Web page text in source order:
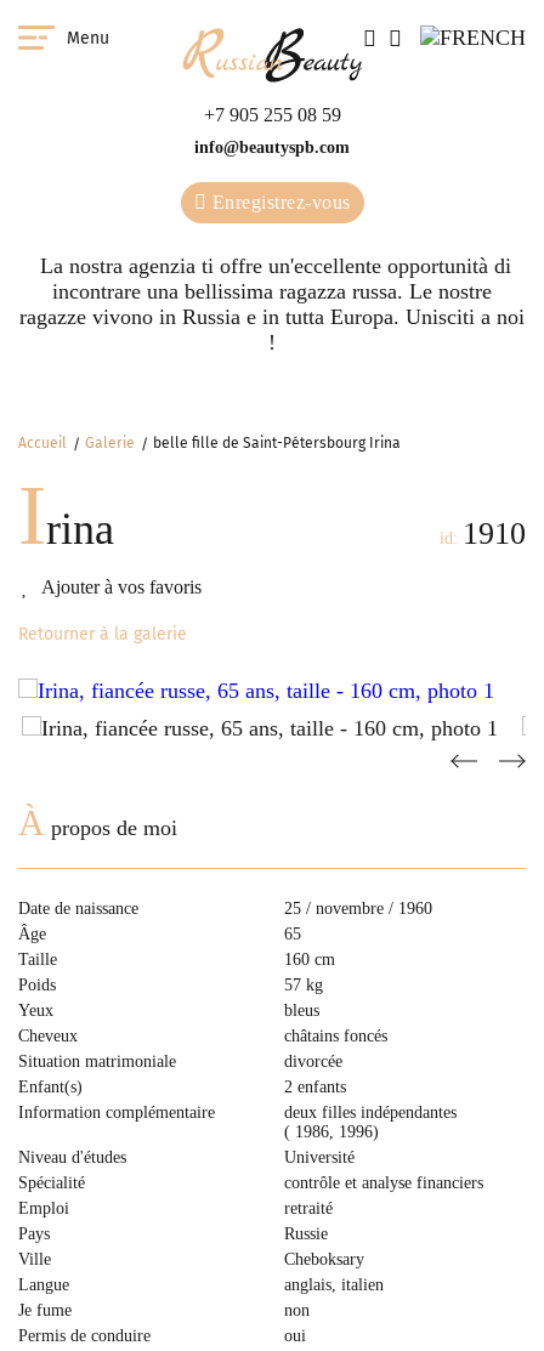
Menu
+7 905 255 08 59
info@beautyspb.com
Enregistrez-vous
La nostra agenzia ti offre un'eccellente opportunità di
incontrare una bellissima ragazza russa. Le nostre
ragazze vivono in Russia e in tutta Europa. Unisciti a noi
!
Accueil Galerie belle fille de Saint-Pétersbourg Irina
Irina
Ajouter à vos favoris
id: 1910
Retourner à la galerie
À propos de moi
Date de naissance
25 / novembre / 1960
Âge
65
Taille
160 cm
Poids
57 kg
Yeux
bleus
Cheveux
сhâtains foncés
Situation matrimoniale
divorcée
Enfant(s)
2 enfants
Information complémentaire
deux filles indépendantes
( 1986, 1996)
Niveau d'études
Université
Spécialité
contrôle et analyse financiers
Emploi
retraité
Pays
Russie
Ville
Cheboksary
Langue
anglais, italien
Je fume
non
Permis de conduire
oui